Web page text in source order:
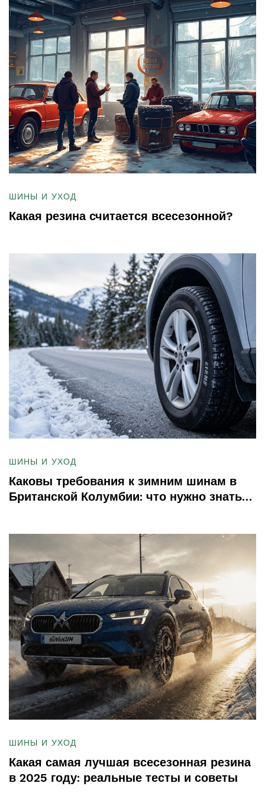
ШИНЫ И УХОД
Какая резина считается всесезонной?
ШИНЫ И УХОД
Каковы требования к зимним шинам в
Британской Колумбии: что нужно знать
ШИНЫ И УХОД
Какая самая лучшая всесезонная резина
в 2025 году: реальные тесты и советы